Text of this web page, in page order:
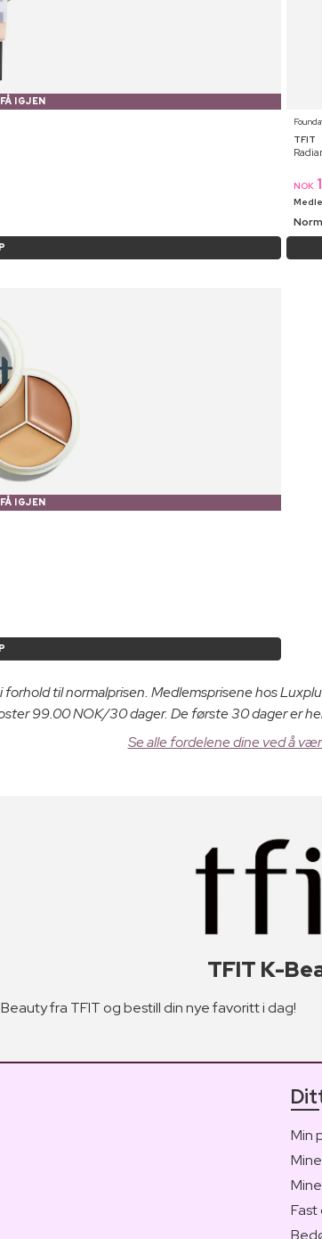
IGJEN
TFIT
NOK
IGJEN
til normalprisen. Medlemsprisene hos
99.00 NOK/30 dager. De første 30 dager er
Se alle fordelene dine ved å
TFIT K-
fra TFIT og bestill din nye favoritt i dag!
Min
Fast